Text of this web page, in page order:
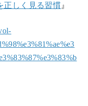
正しく見る習慣 』